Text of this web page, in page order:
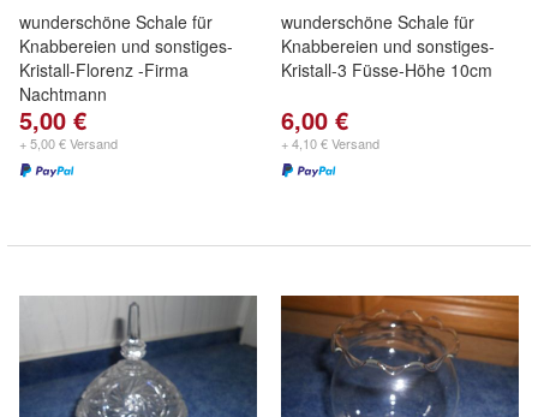
wunderschöne Schale für
Knabbereien und sonstiges-
Kristall-Florenz -Firma
Nachtmann
5,00 €
+ 5,00 € Versand
wunderschöne Schale für
Knabbereien und sonstiges-
Kristall-3 Füsse-Höhe 10cm
6,00 €
+ 4,10 € Versand